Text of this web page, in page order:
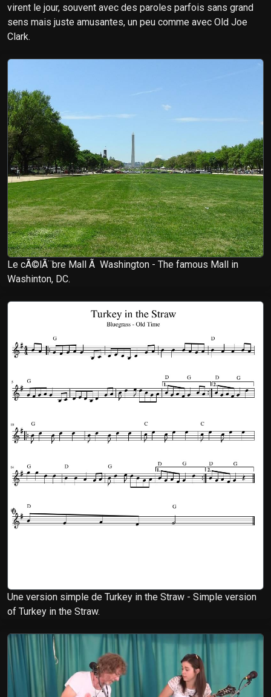
virent le jour, souvent avec des paroles parfois sans grand
sens mais juste amusantes, un peu comme avec Old Joe
Clark.
Le cÃ©lÃ¨bre Mall Ã Washington - The famous Mall in
Washinton, DC.
Une version simple de Turkey in the Straw - Simple version
of Turkey in the Straw.